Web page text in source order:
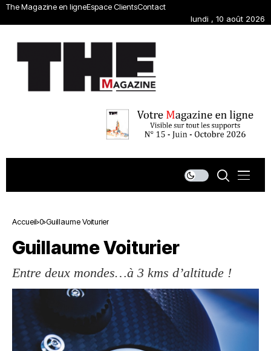
The Magazine en ligneEspace ClientsContact
lundi , 10 août 2026
Accueil 0 Guillaume Voiturier
Guillaume Voiturier
Entre deux mondes…à 3 kms d’altitude !